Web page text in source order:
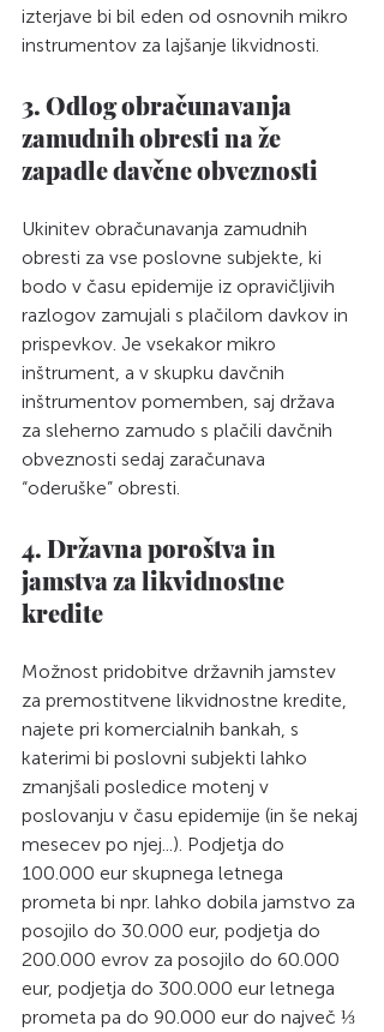
izterjave bi bil eden od osnovnih mikro
instrumentov za lajšanje likvidnosti.
3. Odlog obračunavanja
zamudnih obresti na že
zapadle davčne obveznosti
Ukinitev obračunavanja zamudnih
obresti za vse poslovne subjekte, ki
bodo v času epidemije iz opravičljivih
razlogov zamujali s plačilom davkov in
prispevkov. Je vsekakor mikro
inštrument, a v skupku davčnih
inštrumentov pomemben, saj država
za sleherno zamudo s plačili davčnih
obveznosti sedaj zaračunava
“oderuške” obresti.
4. Državna poroštva in
jamstva za likvidnostne
kredite
Možnost pridobitve državnih jamstev
za premostitvene likvidnostne kredite,
najete pri komercialnih bankah, s
katerimi bi poslovni subjekti lahko
zmanjšali posledice motenj v
poslovanju v času epidemije (in še nekaj
mesecev po njej...). Podjetja do
100.000 eur skupnega letnega
prometa bi npr. lahko dobila jamstvo za
posojilo do 30.000 eur, podjetja do
200.000 evrov za posojilo do 60.000
eur, podjetja do 300.000 eur letnega
prometa pa do 90.000 eur do največ ⅓